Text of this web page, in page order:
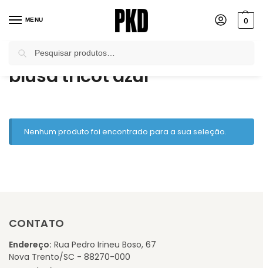
MENU 0
Início / Produtos marcados com a tag “blusa tricot azul”
blusa tricot azul
Nenhum produto foi encontrado para a sua seleção.
CONTATO
Endereço: Rua Pedro Irineu Boso, 67
Nova Trento/SC - 88270-000